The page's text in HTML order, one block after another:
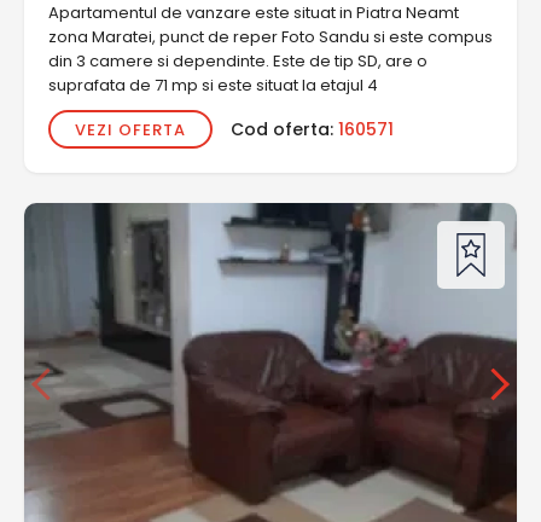
Apartamentul de vanzare este situat in Piatra Neamt
zona Maratei, punct de reper Foto Sandu si este compus
din 3 camere si dependinte. Este de tip SD, are o
suprafata de 71 mp si este situat la etajul 4
VEZI OFERTA
Cod oferta: 160571